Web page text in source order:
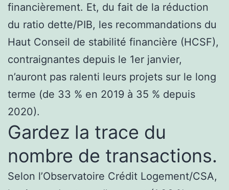
financièrement. Et, du fait de la réduction
du ratio dette/PIB, les recommandations du
Haut Conseil de stabilité financière (HCSF),
contraignantes depuis le 1er janvier,
n’auront pas ralenti leurs projets sur le long
terme (de 33 % en 2019 à 35 % depuis
2020).
Gardez la trace du
nombre de transactions.
Selon l’Observatoire Crédit Logement/CSA,